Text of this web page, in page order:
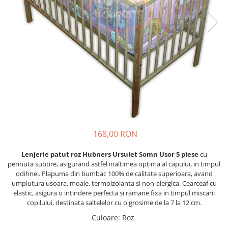
Lenjerii patut 140 x 70 cm
Lenjerie patuturi tineret
Bariere si protectie laterala pat
Bariere de protectie pat
Porti de siguranta
Carusele patut
Costum carnaval copii
Biciclete fara pedale
Casca protectie copii
Karturi si masinute cu pedale
Papusi si cele necesare
Trenulete jucarii
Trambuline si accesorii
Accesorii Trambuline
Tensiometre
Termometre
Termometre camera si baie
Termometre copii si bebe
Umidificatoare electrice aer
Saltele si Covoare sport Fitness
sau Yoga
Scara antrenament
168,00 RON
Lenjerie patut roz Hubners Ursulet Somn Usor 5 piesecu
perinuta subtire, asigurand astfel inaltimea optima al capului, in timpul
odihnei. Plapuma din bumbac 100% de calitate superioara, avand
umplutura usoara, moale, termoizolanta si non-alergica. Cearceaf cu
elastic, asigura o intindere perfecta si ramane fixa in timpul miscarii
copilului, destinata saltelelor cu o grosime de la 7 la 12 cm.
Culoare: Roz